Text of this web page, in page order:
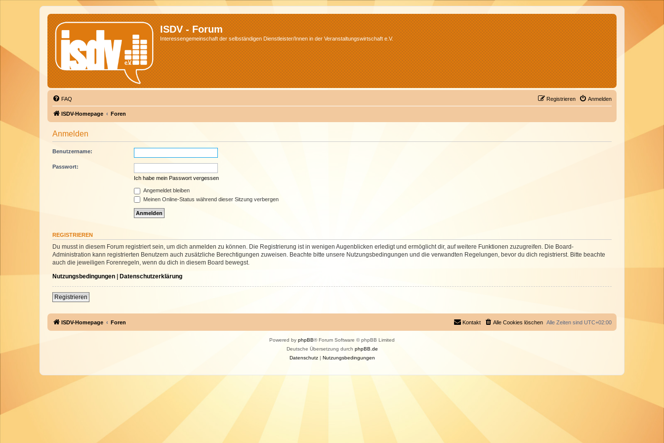
ISDV - Forum
Interessengemeinschaft der selbständigen Dienstleister/Innen in der Veranstaltungswirtschaft e.V.
FAQ Anmelden
Registrieren
ISDV-Homepage Foren
Anmelden
Benutzername:
Passwort:
Ich habe mein Passwort vergessen
Angemeldet bleiben
Meinen Online-Status während dieser Sitzung verbergen
REGISTRIEREN
Du musst in diesem Forum registriert sein, um dich anmelden zu können. Die Registrierung ist in wenigen Augenblicken erledigt und ermöglicht dir, auf weitere Funktionen zuzugreifen. Die Board-
Administration kann registrierten Benutzern auch zusätzliche Berechtigungen zuweisen. Beachte bitte unsere Nutzungsbedingungen und die verwandten Regelungen, bevor du dich registrierst. Bitte beachte
auch die jeweiligen Forenregeln, wenn du dich in diesem Board bewegst.
Nutzungsbedingungen | Datenschutzerklärung
Registrieren
ISDV-Homepage Foren Alle Zeiten sind UTC+02:00
Alle Cookies löschen
Kontakt
Powered by phpBB® Forum Software © phpBB Limited
Deutsche Übersetzung durch phpBB.de
Datenschutz| Nutzungsbedingungen